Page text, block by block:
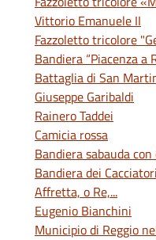
Vittorio Emanuele II
Fazzoletto tricolore
Bandiera “Piacenza a
Battaglia di San
Giuseppe Garibaldi
Rainero Taddei
Camicia rossa
Bandiera sabauda
Bandiera dei
Affretta, o Re,...
Eugenio Bianchini
Municipio di Reggio